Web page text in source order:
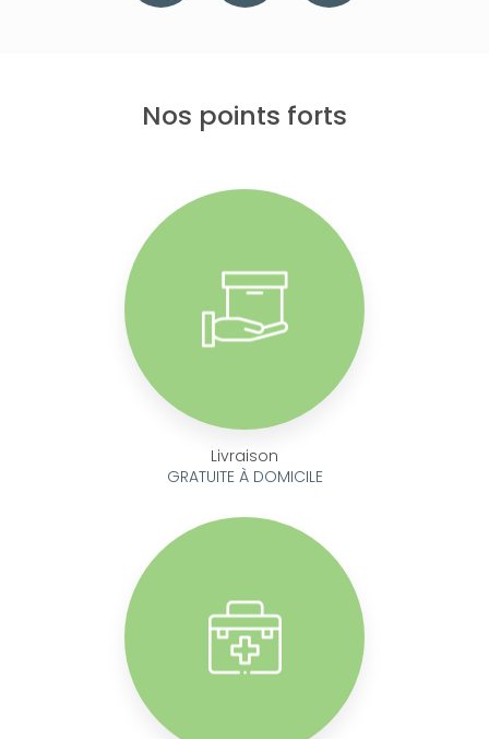
Nos points forts
Livraison
GRATUITE À DOMICILE